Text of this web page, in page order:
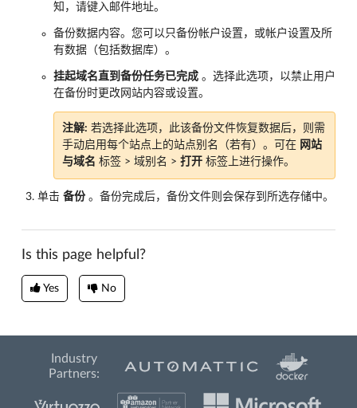
知，请键入邮件地址。
备份数据内容。您可以只备份帐户设置，或帐户设置及所
有数据（包括数据库）。
挂起域名直到备份任务已完成 。选择此选项，以禁止用户
在备份时更改网站内容或设置。
注解: 若选择此选项，此该备份文件恢复数据后，则需
手动启用每个站点上的站点别名（若有）。可在 网站
与域名 标签 > 域别名 > 打开 标签上进行操作。
单击 备份。备份完成后，备份文件则会保存到所选存储中。
Is this page helpful?
Yes No
Industry
Partners: